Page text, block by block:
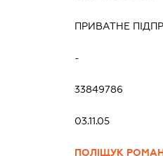
ПРИВАТНЕ
-
33849786
03.11.05
ПОЛІЩУК